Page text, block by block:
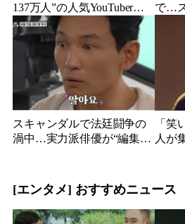
137万人”の人気YouTuberだ
った…同日投稿で明らかに
なった2人の関係
で…
人気
手と
スキャンダルで法廷闘争の
渦中…実力派俳優が“編集な
「笑
人が
[エンタメ] おすすめニュース